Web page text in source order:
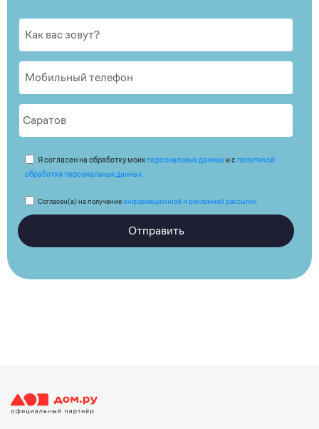
Я согласен на обработку моих персональных данныхи с политикой
обработки персональных данных
Согласен(а) на получениеинформационной и рекламной рассылки
Отправить